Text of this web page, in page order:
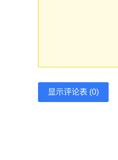
显示评论表 (0)